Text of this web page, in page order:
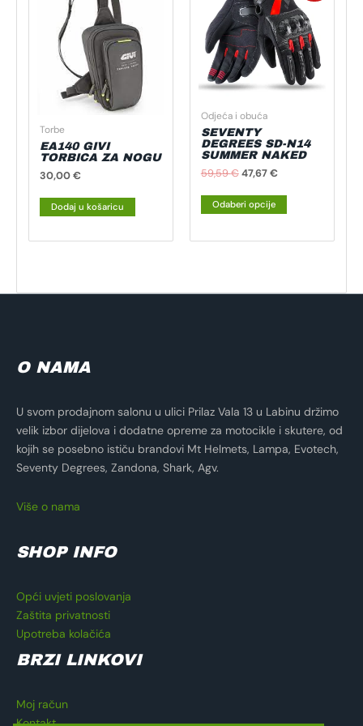
Torbe
EA140 GIVI
TORBICA ZA NOGU
30,00€
Dodaj u košaricu
Odjeća i obuća
SEVENTY
DEGREES SD-N14
SUMMER NAKED
59,59€
je:
59,59 €.
47,67€
47,67 €.
Odaberi opcije
ima
više
varijanti.
Opcije
se
na
stranici
O NAMA
U svom prodajnom salonu u ulici Prilaz Vala 13 u Labinu držimo
velik izbor dijelova i dodatne opreme za motocikle i skutere, od
kojih se posebno ističu brandovi Mt Helmets, Lampa, Evotech,
Seventy Degrees, Zandona, Shark, Agv.
Više o nama
SHOP INFO
Opći uvjeti poslovanja
Zaštita privatnosti
Upotreba kolačića
BRZI LINKOVI
Moj račun
Kontakt